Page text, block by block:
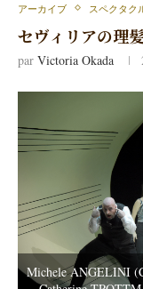
アーカイブ スペクタク
セヴィリアの理
par Victoria Okada
Michele ANGELINI